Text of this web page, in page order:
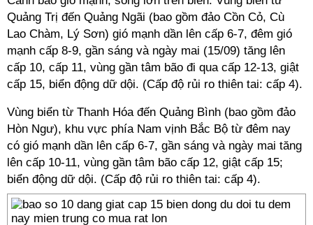
Quảng Trị đến Quảng Ngãi (bao gồm đảo Cồn Cỏ, Cù
Lao Chàm, Lý Sơn) gió mạnh dần lên cấp 6-7, đêm gió
mạnh cấp 8-9, gần sáng và ngày mai (15/09) tăng lên
cấp 10, cấp 11, vùng gần tâm bão đi qua cấp 12-13, giật
cấp 15, biển động dữ dội. (Cấp độ rủi ro thiên tai: cấp 4).
Vùng biển từ Thanh Hóa đến Quảng Bình (bao gồm đảo
Hòn Ngư), khu vực phía Nam vịnh Bắc Bộ từ đêm nay
có gió mạnh dần lên cấp 6-7, gần sáng và ngày mai tăng
lên cấp 10-11, vùng gần tâm bão cấp 12, giật cấp 15;
biển động dữ dội. (Cấp độ rủi ro thiên tai: cấp 4).